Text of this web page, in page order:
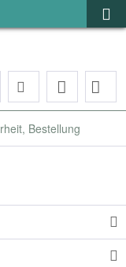
Bestellung